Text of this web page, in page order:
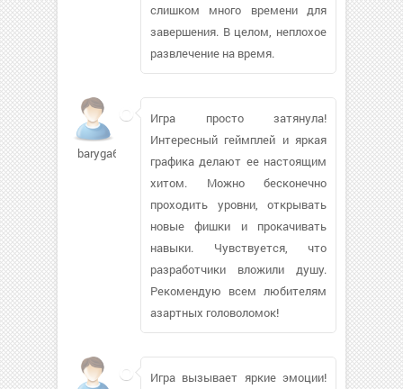
слишком много времени для
завершения. В целом, неплохое
развлечение на время.
baryga68
Игра просто затянула!
Интересный геймплей и яркая
графика делают ее настоящим
хитом. Можно бесконечно
проходить уровни, открывать
новые фишки и прокачивать
навыки. Чувствуется, что
разработчики вложили душу.
Рекомендую всем любителям
азартных головоломок!
Игра вызывает яркие эмоции!